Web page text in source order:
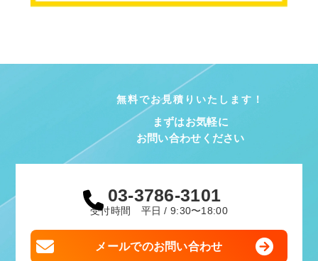
無料でお見積りいたします！
まずはお気軽に
お問い合わせください
03-3786-3101
受付時間 平日 / 9:30〜18:00
メールでのお問い合わせ